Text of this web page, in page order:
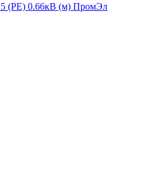
(PE) 0.66кВ (м) ПромЭл